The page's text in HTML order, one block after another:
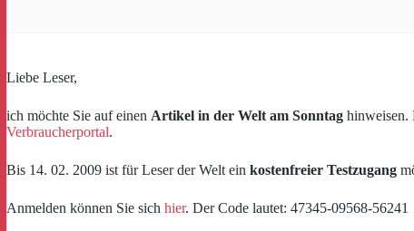
Liebe Leser,
ich möchte Sie auf einen Artikel in der Welt am Sonntag hinweisen.
Verbraucherportal.
Bis 14. 02. 2009 ist für Leser der Welt ein kostenfreier Testzugang
Anmelden können Sie sich hier. Der Code lautet: 47345-09568-56241